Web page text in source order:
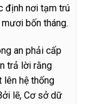
định nơi tạm trú
bốn tháng.
an phải cấp
trả lời rằng
lên hệ thống
lẽ, Cơ sở dữ